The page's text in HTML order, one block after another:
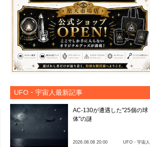
UFO・宇宙人最新記事
AC-130が遭遇した"25個の球
体"の謎
2026.08.08 20:00 UFO・宇宙人